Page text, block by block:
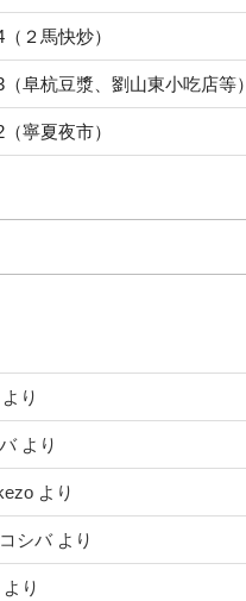
２馬快炒）
阜杭豆漿、劉山東小吃店等）
寧夏夜市）
より
より
より
シバより
より